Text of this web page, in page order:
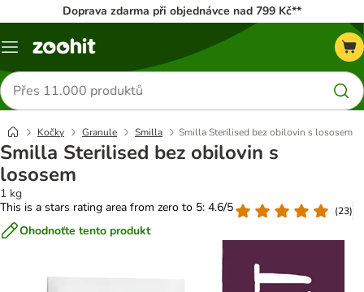
Doprava zdarma při objednávce nad 799 Kč**
Menu
Hledat
produkty
Kočky Granule Smilla Smilla Sterilised bez obilovin s lososem
Smilla Sterilised bez obilovin s
lososem
1 kg
This is a stars rating area from zero to 5: 4.6/5
(23)
Ohodnoťte tento produkt